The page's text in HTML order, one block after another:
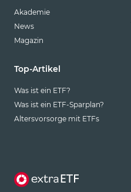
Akademie
News
Magazin
Top-Artikel
Was ist ein ETF?
Was ist ein ETF-Sparplan?
Altersvorsorge mit ETFs